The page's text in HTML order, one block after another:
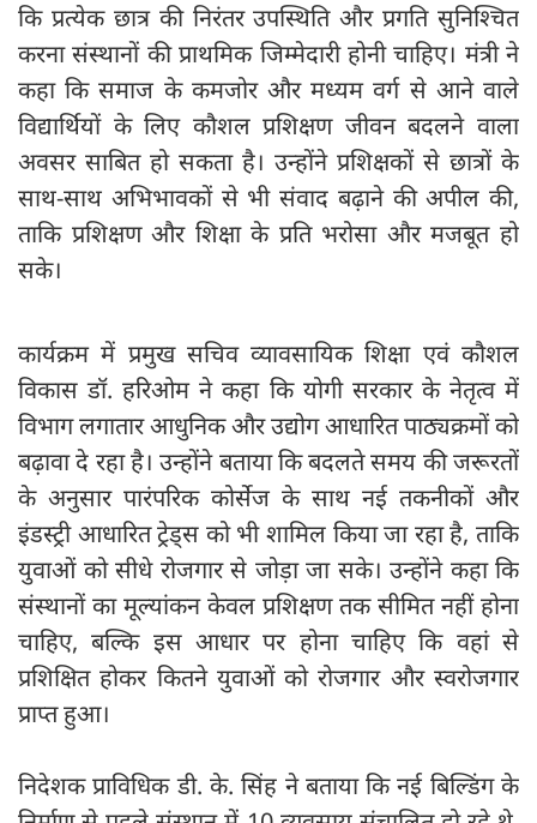
कि प्रत्येक छात्र की निरंतर उपस्थिति और प्रगति सुनिश्चित
करना संस्थानों की प्राथमिक जिम्मेदारी होनी चाहिए। मंत्री ने
कहा कि समाज के कमजोर और मध्यम वर्ग से आने वाले
विद्यार्थियों के लिए कौशल प्रशिक्षण जीवन बदलने वाला
अवसर साबित हो सकता है। उन्होंने प्रशिक्षकों से छात्रों के
साथ-साथ अभिभावकों से भी संवाद बढ़ाने की अपील की,
ताकि प्रशिक्षण और शिक्षा के प्रति भरोसा और मजबूत हो
सके।
कार्यक्रम में प्रमुख सचिव व्यावसायिक शिक्षा एवं कौशल
विकास डॉ. हरिओम ने कहा कि योगी सरकार के नेतृत्व में
विभाग लगातार आधुनिक और उद्योग आधारित पाठ्यक्रमों को
बढ़ावा दे रहा है। उन्होंने बताया कि बदलते समय की जरूरतों
के अनुसार पारंपरिक कोर्सेज के साथ नई तकनीकों और
इंडस्ट्री आधारित ट्रेड्स को भी शामिल किया जा रहा है, ताकि
युवाओं को सीधे रोजगार से जोड़ा जा सके। उन्होंने कहा कि
संस्थानों का मूल्यांकन केवल प्रशिक्षण तक सीमित नहीं होना
चाहिए, बल्कि इस आधार पर होना चाहिए कि वहां से
प्रशिक्षित होकर कितने युवाओं को रोजगार और स्वरोजगार
प्राप्त हुआ।
निदेशक प्राविधिक डी. के. सिंह ने बताया कि नई बिल्डिंग के